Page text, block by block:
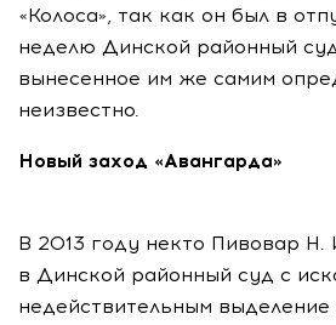
«Колоса», так как он был в
неделю Динской районный
вынесенное им же самим
неизвестно.
Новый заход «Авангарда»
В 2013 году некто Пивовар Н.
в Динской районный суд с
недействительным выделение